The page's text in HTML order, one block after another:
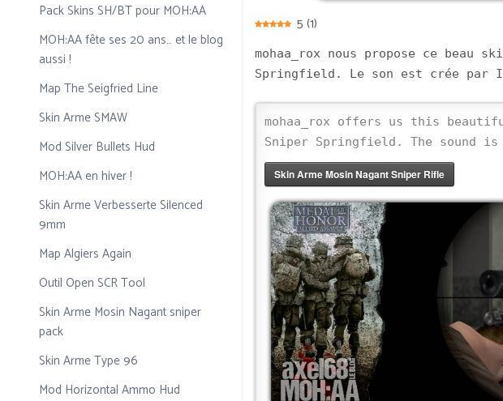
5 (1)
mohaa_rox nous propose ce beau
Springfield. Le son est crée par
mohaa_rox offers us this
Sniper Springfield. The sound is
Skin Arme Mosin Nagant Sniper Rifle
Pack Skins SH/BT pour MOH:AA
MOH:AA fête ses 20 ans… et le blog
aussi !
Map The Seigfried Line
Skin Arme SMAW
Mod Silver Bullets Hud
MOH:AA en hiver !
Skin Arme Verbesserte Silenced
9mm
Map Algiers Again
Outil Open SCR Tool
Skin Arme Mosin Nagant sniper
pack
Skin Arme Type 96
Mod Horizontal Ammo Hud